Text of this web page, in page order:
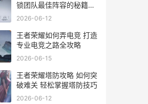
锁团队最佳阵容的秘籍指
南
2026-06-12
王者荣耀如何弄电竞 打造
专业电竞之路全攻略
2026-06-15
王者荣耀塔防攻略 如何突
破难关 轻松掌握塔防技巧
2026-06-12